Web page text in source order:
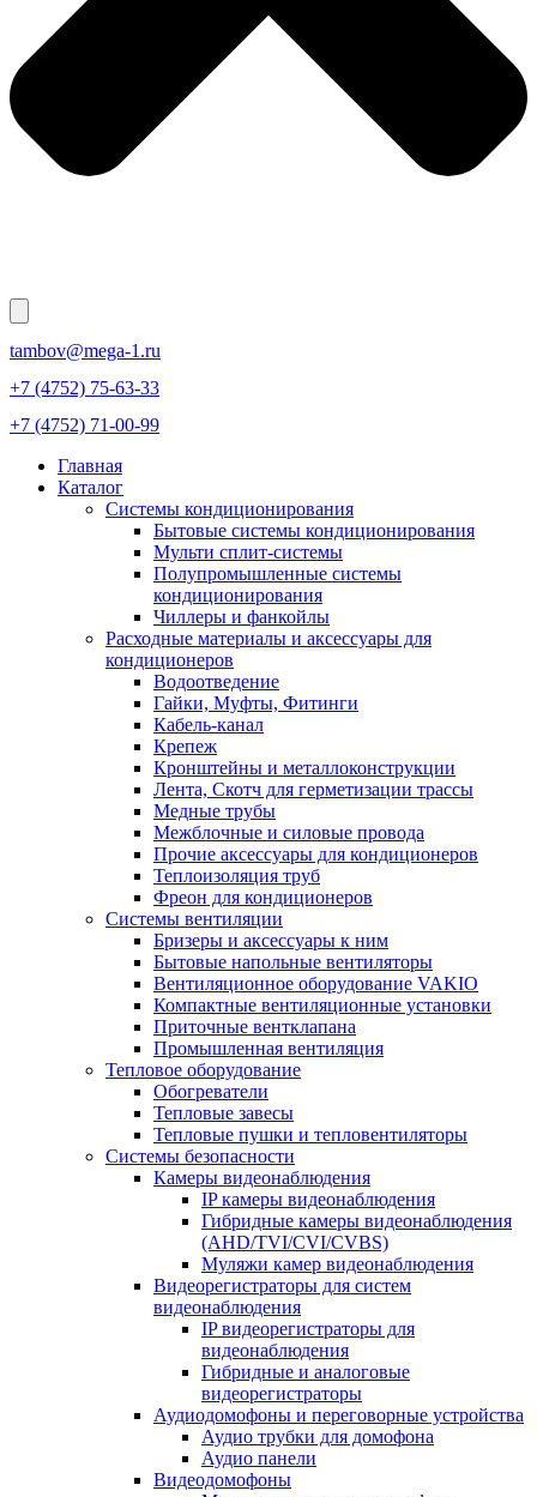
tambov@mega-1.ru
+7 (4752) 75-63-33
+7 (4752) 71-00-99
Главная
Каталог
Системы кондиционирования
Бытовые системы кондиционирования
Мульти сплит-системы
Полупромышленные системы
кондиционирования
Чиллеры и фанкойлы
Расходные материалы и аксессуары для
кондиционеров
Водоотведение
Гайки, Муфты, Фитинги
Кабель-канал
Крепеж
Кронштейны и металлоконструкции
Лента, Скотч для герметизации трассы
Медные трубы
Межблочные и силовые провода
Прочие аксессуары для кондиционеров
Теплоизоляция труб
Фреон для кондиционеров
Системы вентиляции
Бризеры и аксессуары к ним
Бытовые напольные вентиляторы
Вентиляционное оборудование VAKIO
Компактные вентиляционные установки
Приточные вентклапана
Промышленная вентиляция
Тепловое оборудование
Обогреватели
Тепловые завесы
Тепловые пушки и тепловентиляторы
Системы безопасности
Камеры видеонаблюдения
IP камеры видеонаблюдения
Гибридные камеры видеонаблюдения
(AHD/TVI/CVI/CVBS)
Муляжи камер видеонаблюдения
Видеорегистраторы для систем
видеонаблюдения
IP видеорегистраторы для
видеонаблюдения
Гибридные и аналоговые
видеорегистраторы
Аудиодомофоны и переговорные устройства
Аудио трубки для домофона
Аудио панели
Видеодомофоны